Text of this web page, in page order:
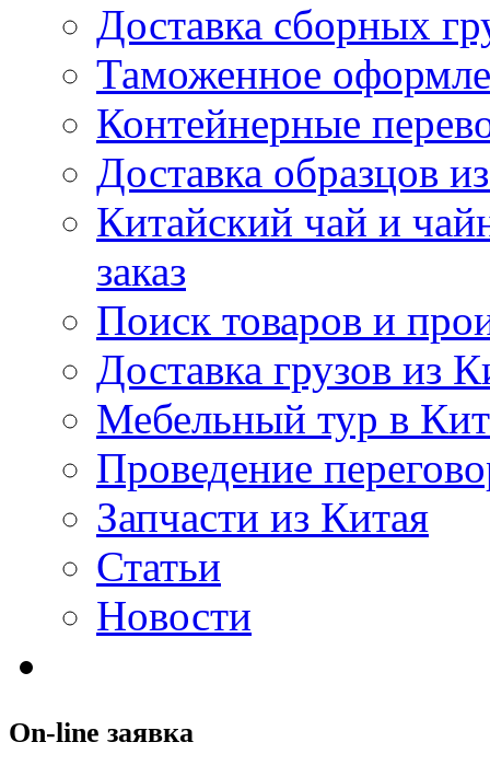
Доставка сборных
Таможенное
Контейнерные
Доставка образцов
Китайский чай и
заказ
Поиск товаров и
Доставка грузов из
Мебельный тур в
Проведение
Запчасти из Китая
Статьи
Новости
On-line заявка